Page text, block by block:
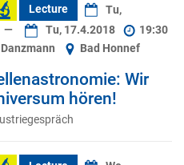
Lecture
Tu,
— Tu, 17.4.2018
19:30
Bad Honnef
Wir
hören!